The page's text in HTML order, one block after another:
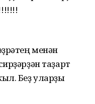
менән
таҙарт
Беҙ уларҙы